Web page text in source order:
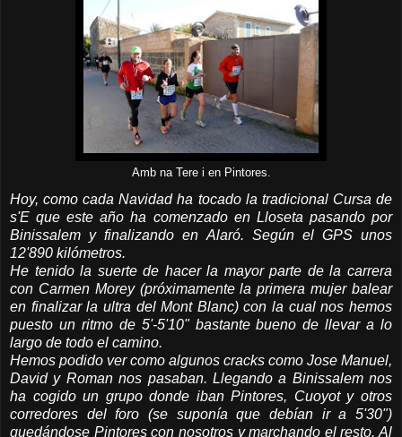
Amb na Tere i en Pintores.
Hoy, como cada Navidad ha tocado la tradicional Cursa de
s'E que este año ha comenzado en Lloseta pasando por
Binissalem y finalizando en Alaró. Según el GPS unos
12'890 kilómetros.
He tenido la suerte de hacer la mayor parte de la carrera
con Carmen Morey (próximamente la primera mujer balear
en finalizar la ultra del Mont Blanc) con la cual nos hemos
puesto un ritmo de 5'-5'10" bastante bueno de llevar a lo
largo de todo el camino.
Hemos podido ver como algunos cracks como Jose Manuel,
David y Roman nos pasaban. Llegando a Binissalem nos
ha cogido un grupo donde iban Pintores, Cuoyot y otros
corredores del foro (se suponía que debían ir a 5'30")
quedándose Pintores con nosotros y marchando el resto. Al